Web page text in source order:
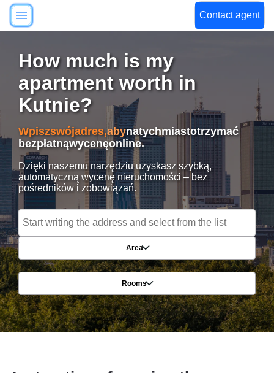
Contact agent
How much is my
apartment worth in
Kutnie?
Wpiszswójadres,abynatychmiastotrzymać
bezpłatnąwycenęonline.
Dzięki naszemu narzędziu uzyskasz szybką,
automatyczną wycenę nieruchomości – bez
pośredników i zobowiązań.
Area
Rooms